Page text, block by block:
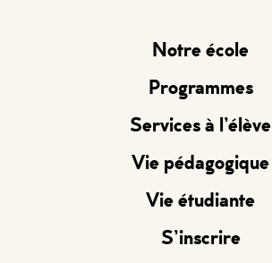
Notre école
Programmes
Services à l’élève
Vie pédagogique
Vie étudiante
S’inscrire